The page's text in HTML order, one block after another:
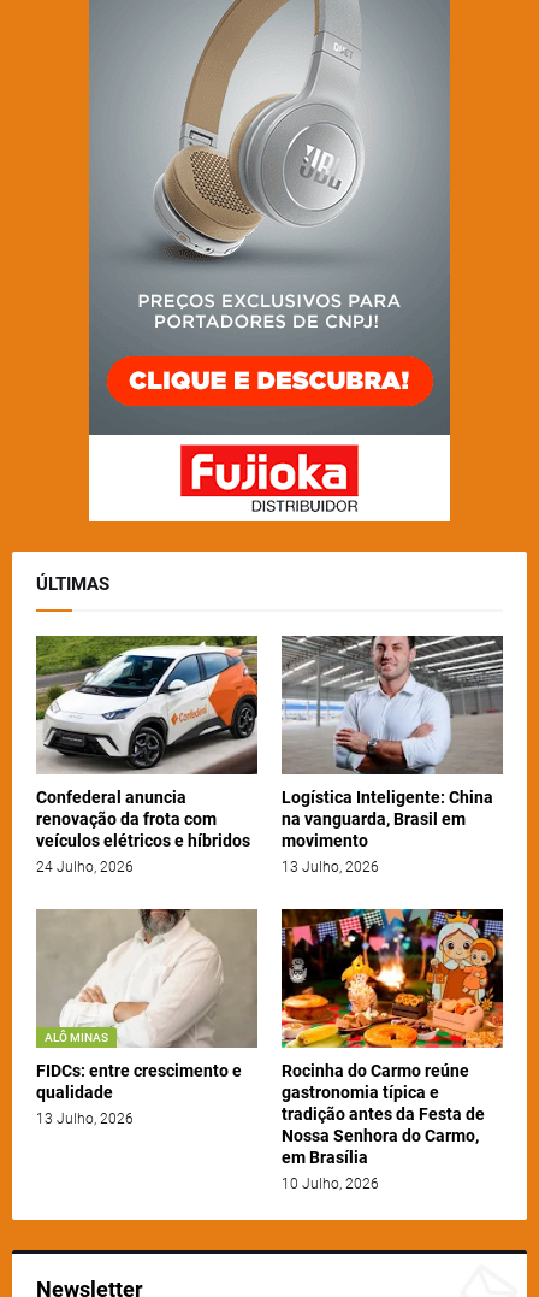
ÚLTIMAS
Confederal anuncia
renovação da frota com
veículos elétricos e híbridos
24 Julho, 2026
Logística Inteligente: China
na vanguarda, Brasil em
movimento
13 Julho, 2026
ALÔ MINAS
FIDCs: entre crescimento e
qualidade
13 Julho, 2026
Rocinha do Carmo reúne
gastronomia típica e
tradição antes da Festa de
Nossa Senhora do Carmo,
em Brasília
10 Julho, 2026
Newsletter